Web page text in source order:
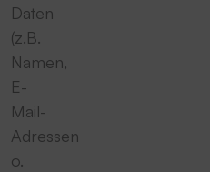
Daten
(z.B.
Namen,
E-
Mail-
Adressen
o.